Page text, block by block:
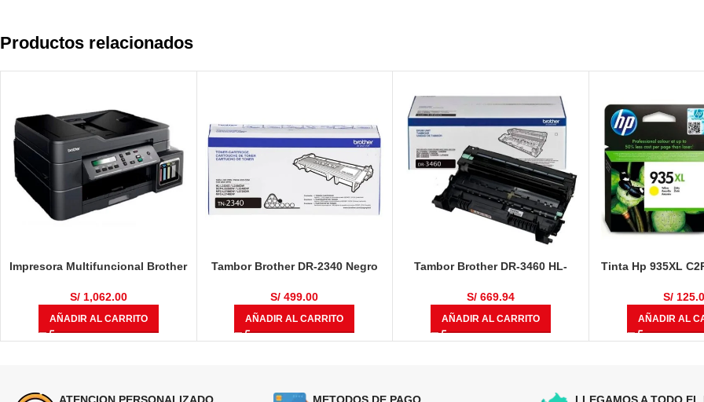
Productos relacionados
Impresora Multifuncional Brother
S/1,062.00
AÑADIR AL CARRITO
Tambor Brother DR-2340 Negro
S/ 499.00
AÑADIR AL CARRITO
Tambor Brother DR-3460 HL-
L5650DN / MFC-L6700 / MFC-
L6900DW / MFC-L5900DW 50,000
Páginas
S/ 669.94
AÑADIR AL CARRITO
Tinta Hp 935XL
S/
AÑADIR AL